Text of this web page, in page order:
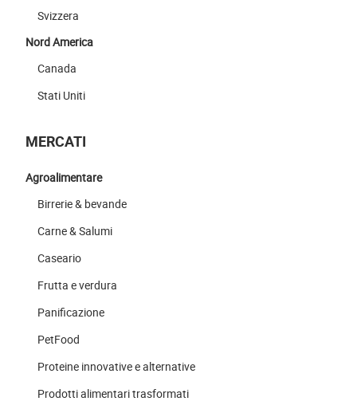
Svizzera
Nord America
Canada
Stati Uniti
MERCATI
Agroalimentare
Birrerie & bevande
Carne & Salumi
Caseario
Frutta e verdura
Panificazione
PetFood
Proteine innovative e alternative
Prodotti alimentari trasformati